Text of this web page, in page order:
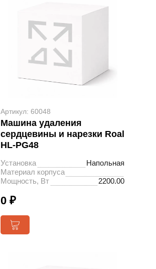
Артикул: 60048
Машина удаления
сердцевины и нарезки Roal
HL-PG48
Установка
Напольная
Материал корпуса
Мощность, Вт
2200.00
0 ₽